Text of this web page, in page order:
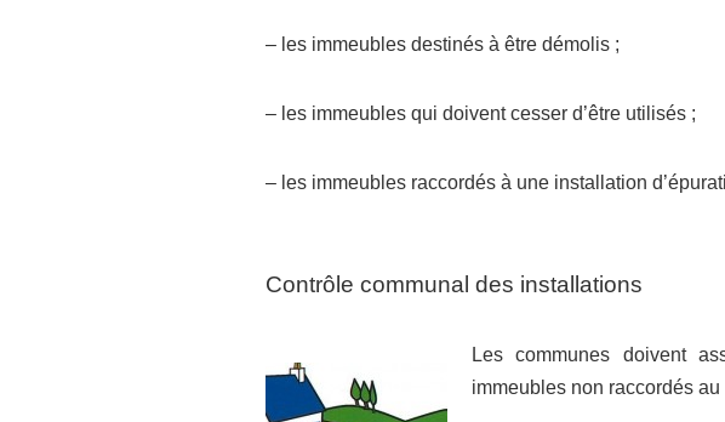
– les immeubles destinés à être démolis ;
– les immeubles qui doivent cesser d’être utilisés ;
– les immeubles raccordés à une installation
Contrôle communal des installations
Les communes doivent
immeubles non raccordés